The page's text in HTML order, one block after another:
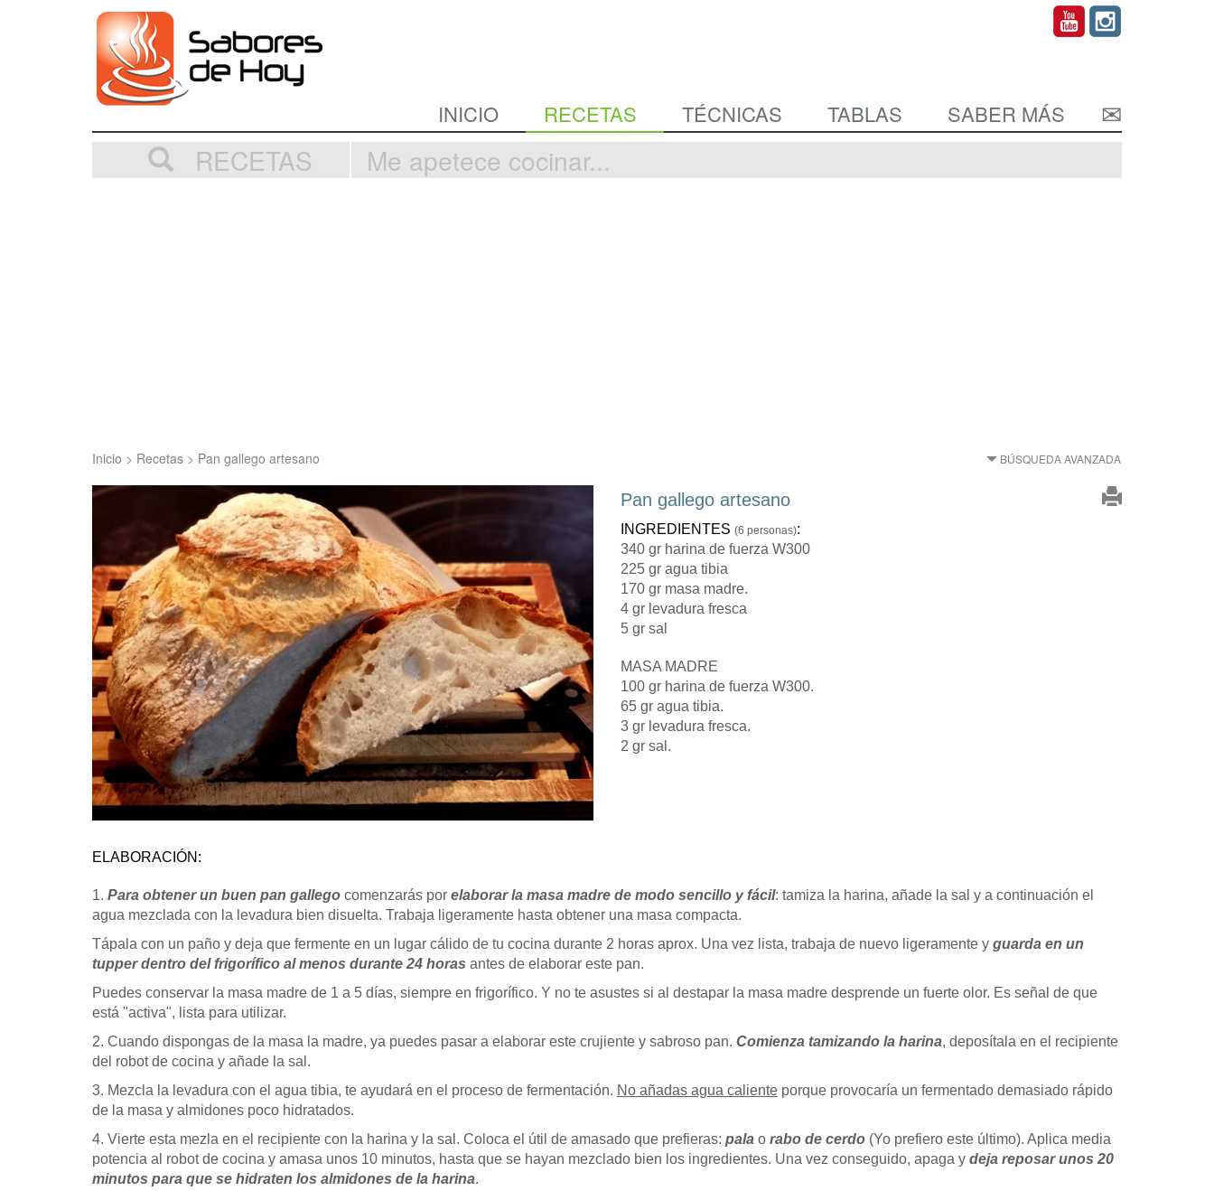
INICIO RECETAS TÉCNICAS TABLAS SABER MÁS
RECETAS
Inicio > Recetas > Pan gallego artesano BÚSQUEDA AVANZADA
Pan gallego artesano
INGREDIENTES (6 personas):
340 gr harina de fuerza W300
225 gr agua tibia
170 gr masa madre.
4 gr levadura fresca
5 gr sal
MASA MADRE
100 gr harina de fuerza W300.
65 gr agua tibia.
3 gr levadura fresca.
2 gr sal.
ELABORACIÓN:
1. Para obtener un buen pan gallego comenzarás por elaborar la masa madre de modo sencillo y fácil: tamiza la harina, añade la sal y a continuación el
agua mezclada con la levadura bien disuelta. Trabaja ligeramente hasta obtener una masa compacta.
Tápala con un paño y deja que fermente en un lugar cálido de tu cocina durante 2 horas aprox. Una vez lista, trabaja de nuevo ligeramente y guarda en un
tupper dentro del frigorífico al menos durante 24 horas antes de elaborar este pan.
Puedes conservar la masa madre de 1 a 5 días, siempre en frigorífico. Y no te asustes si al destapar la masa madre desprende un fuerte olor. Es señal de que
está "activa", lista para utilizar.
2. Cuando dispongas de la masa la madre, ya puedes pasar a elaborar este crujiente y sabroso pan. Comienza tamizando la harina, deposítala en el recipiente
del robot de cocina y añade la sal.
3. Mezcla la levadura con el agua tibia, te ayudará en el proceso de fermentación. No añadas agua caliente porque provocaría un fermentado demasiado rápido
de la masa y almidones poco hidratados.
4. Vierte esta mezla en el recipiente con la harina y la sal. Coloca el útil de amasado que prefieras: pala o rabo de cerdo (Yo prefiero este último). Aplica media
potencia al robot de cocina y amasa unos 10 minutos, hasta que se hayan mezclado bien los ingredientes. Una vez conseguido, apaga y deja reposar unos 20
minutos para que se hidraten los almidones de la harina.